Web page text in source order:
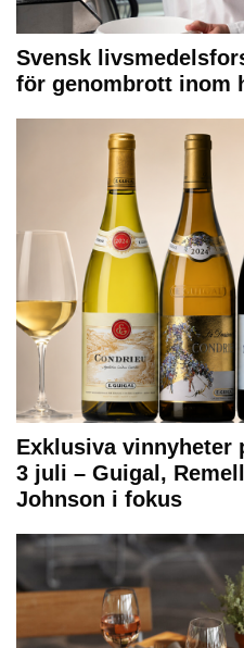
Svensk
för genombrott inom
Exklusiva vinnyheter
3 juli – Guigal,
Johnson i fokus